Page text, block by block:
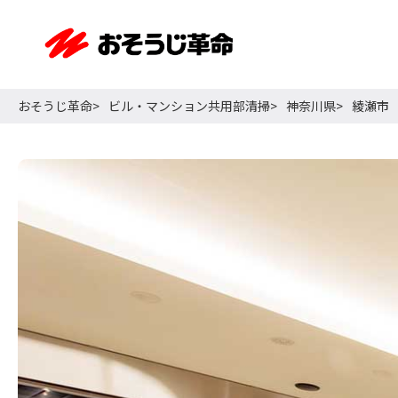
おそうじ革命 ビル・マンション共用部清掃 神奈川県 綾瀬市